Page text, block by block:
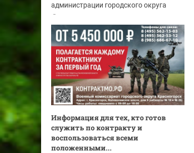
администрации городского округа
Красногорск:
Информация для тех, кто готов
служить по контракту и
воспользоваться всеми
положенными...